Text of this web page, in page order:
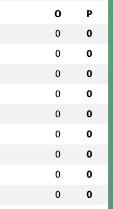
O P
0 0
0 0
0 0
0 0
0 0
0 0
0 0
0 0
0 0